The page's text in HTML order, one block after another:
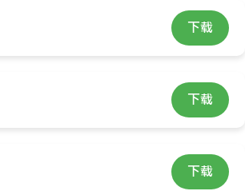
下载
下载
下载